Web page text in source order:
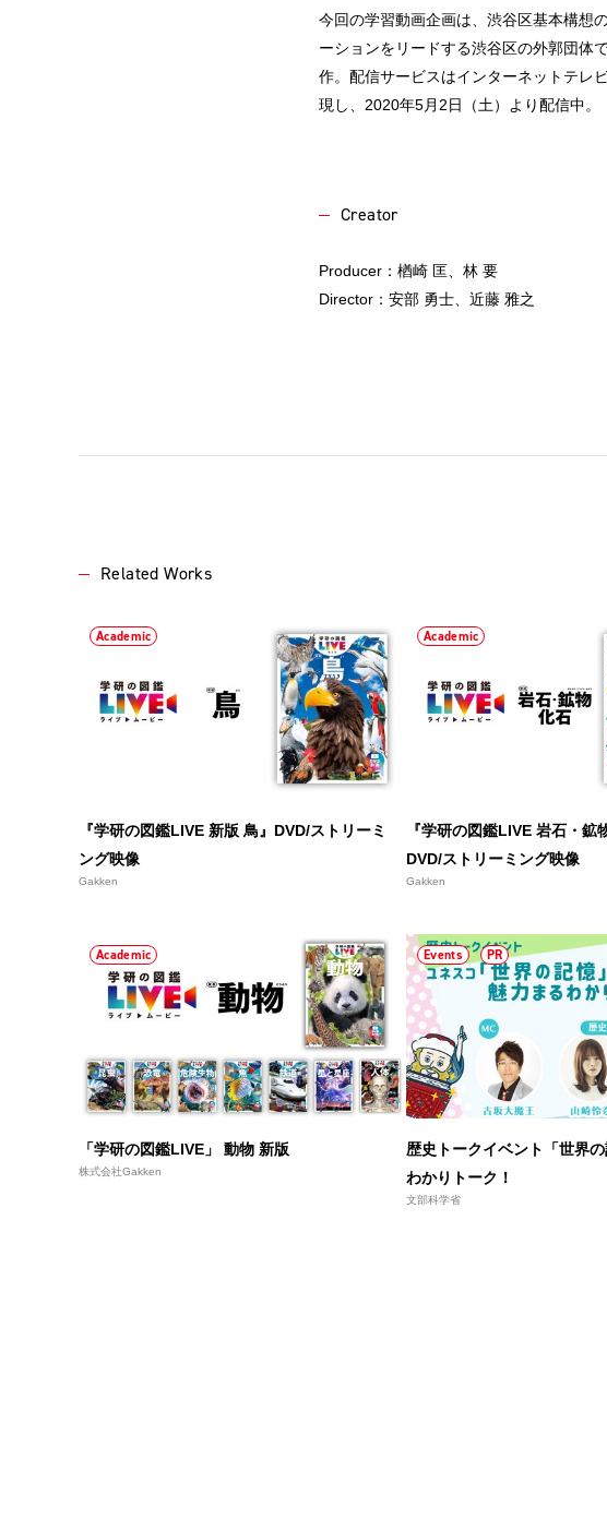
今回の学習動画企画は、渋谷区基本構想
ーションをリードする渋谷区の外郭団体
作。配信サービスはインターネットテレ
現し、2020年5月2日（土）より配信中。
Creator
Producer：楢崎 匡、林 要
Director：安部 勇士、近藤 雅之
Related Works
Academic
『学研の図鑑LIVE 新版 鳥』DVD/ストリーミ
ング映像
Gakken
Academic
『学研の図鑑LIVE 岩石・鉱
DVD/ストリーミング映像
Gakken
Academic
「学研の図鑑LIVE」 動物 新版
株式会社Gakken
Events PR
歴史トークイベント「世界
わかりトーク！
文部科学省